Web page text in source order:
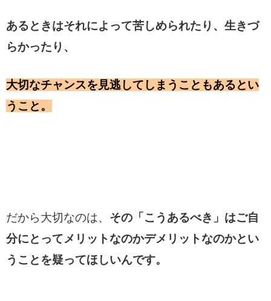
あるときはそれによって苦しめられたり、生きづ
らかったり、
大切なチャンスを見逃してしまうこともあるとい
うこと。
だから大切なのは、 その「こうあるべき」はご自
分にとってメリットなのかデメリットなのかとい
うことを疑ってほしいんです。